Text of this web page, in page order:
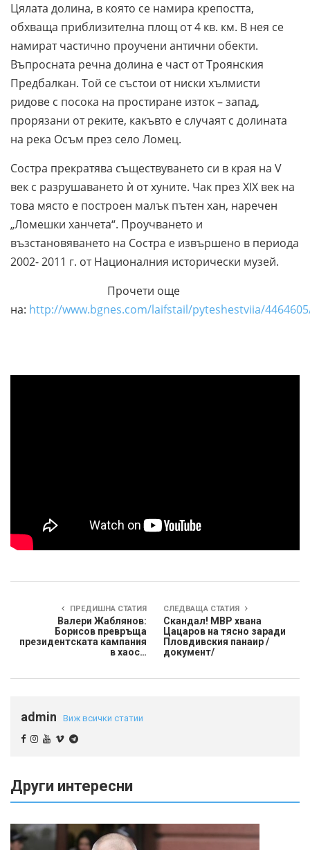
Цялата долина, в която се намира крепостта,
обхваща приблизителна площ от 4 кв. км. В нея се
намират частично проучени антични обекти.
Въпросната речна долина е част от Троянския
Предбалкан. Той се състои от ниски хълмисти
ридове с посока на простиране изток – запад,
прорязани от реките, какъвто е случаят с долината
на река Осъм през село Ломец.
Состра прекратява съществуването си в края на V
век с разрушаването ѝ от хуните. Чак през XIX век на
това място е построен малък пътен хан, наречен
„Ломешки ханчета“. Проучването и
възстановяването на Состра е извършено в периода
2002- 2011 г. от Националния исторически музей.
Прочети още
на: http://www.bgnes.com/laifstail/pyteshestviia/
ПРЕДИШНА СТАТИЯ
Валери Жаблянов:
Борисов превръща
президентската кампания
в хаос…
СЛЕДВАЩА СТАТИЯ
Скандал! МВР хвана
Цацаров на тясно заради
Пловдивския панаир /
документ/
admin Виж всички статии
Други интересни